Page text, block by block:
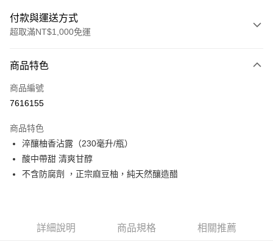
付款與運送方式
超取滿NT$1,000免運
信用卡一次付款
超商取貨付款
Apple Pay
悠遊付
全家付款取貨
商品特色
商品編號
7616155
商品特色
淬釀柚香沾露（230毫升/瓶）
酸中帶甜 清爽甘醇
不含防腐劑 ，正宗麻豆柚，純天然釀造醋
詳細說明 商品規格 相關推薦